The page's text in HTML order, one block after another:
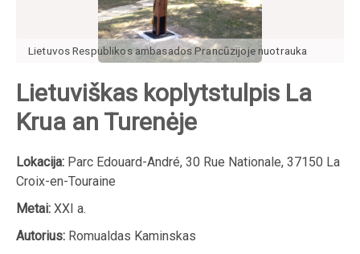
Lietuvos Respublikos ambasados Prancūzijoje nuotrauka
Lietuviškas koplytstulpis La
Krua an Turenėje
Lokacija: Parc Edouard-André, 30 Rue Nationale, 37150 La
Croix-en-Touraine
Metai: XXI a.
Autorius: Romualdas Kaminskas